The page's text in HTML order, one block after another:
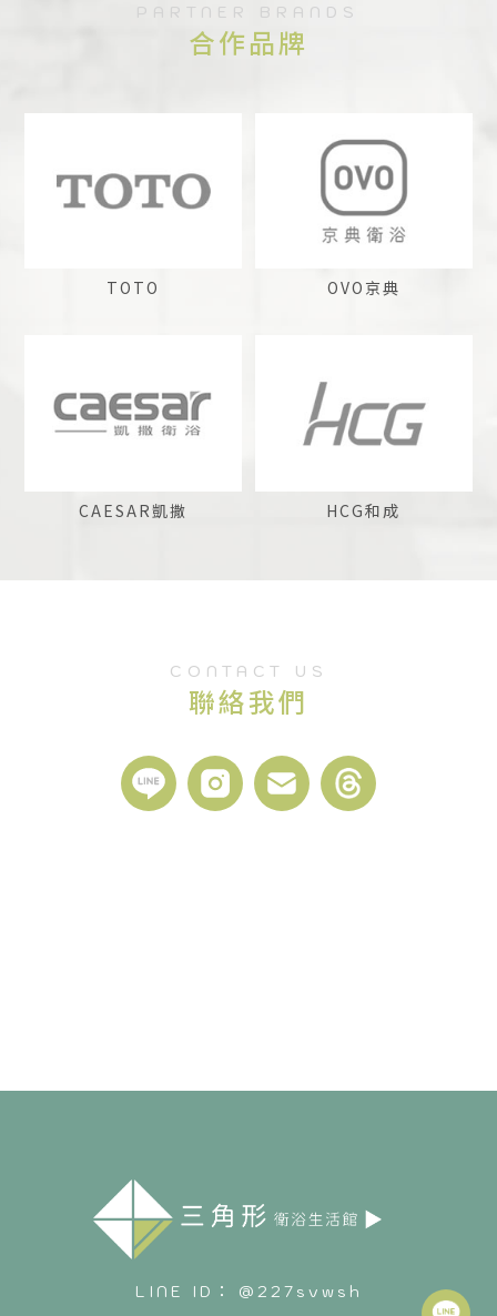
PARTNER BRANDS
合作品牌
TOTO OVO京典
CAESAR凱撒 HCG和成
CONTACT US
聯絡我們
@227svwsh